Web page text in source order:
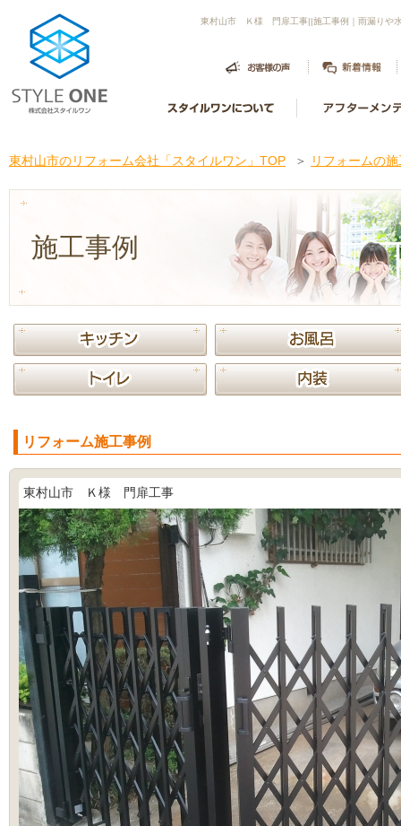
東村山市 Ｋ様 門扉工事||施工事例｜雨漏りや水
東村山市のリフォーム会社「スタイルワン」TOP ＞ リフォームの
施工事例
リフォーム施工事例
東村山市 Ｋ様 門扉工事